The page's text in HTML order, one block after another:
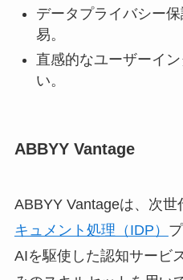
データプライバシー
易。
直感的なユーザーイ
い。
ABBYY Vantage
ABBYY Vantageは、次世
キュメント処理（IDP）
AIを駆使した認知サービ